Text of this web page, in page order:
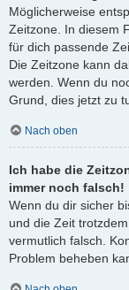
Möglicherweise
Zeitzone. In diesem
für dich passende
Die Zeitzone kann
werden. Wenn du
Grund, dies jetzt zu
Nach oben
Ich habe die
immer noch falsch!
Wenn du dir sicher
und die Zeit
vermutlich falsch.
Problem beheben